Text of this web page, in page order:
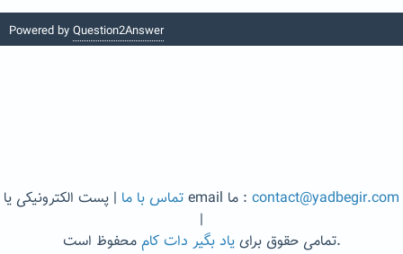
Powered by Question2Answer
تماس با ما | پست الکترونیکی یا email ما : contact@yadbegir.com
|
تمامی حقوق براییاد بگیر دات کام
محفوظ است.